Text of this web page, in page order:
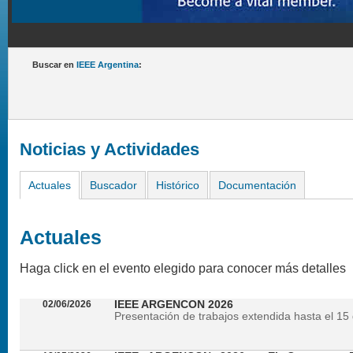
Buscar en IEEE Argentina:
Noticias y Actividades
Actuales Buscador Histórico Documentación
Actuales
Haga click en el evento elegido para conocer más detalles
02/06/2026
IEEE ARGENCON 2026
Presentación de trabajos extendida hasta el 15